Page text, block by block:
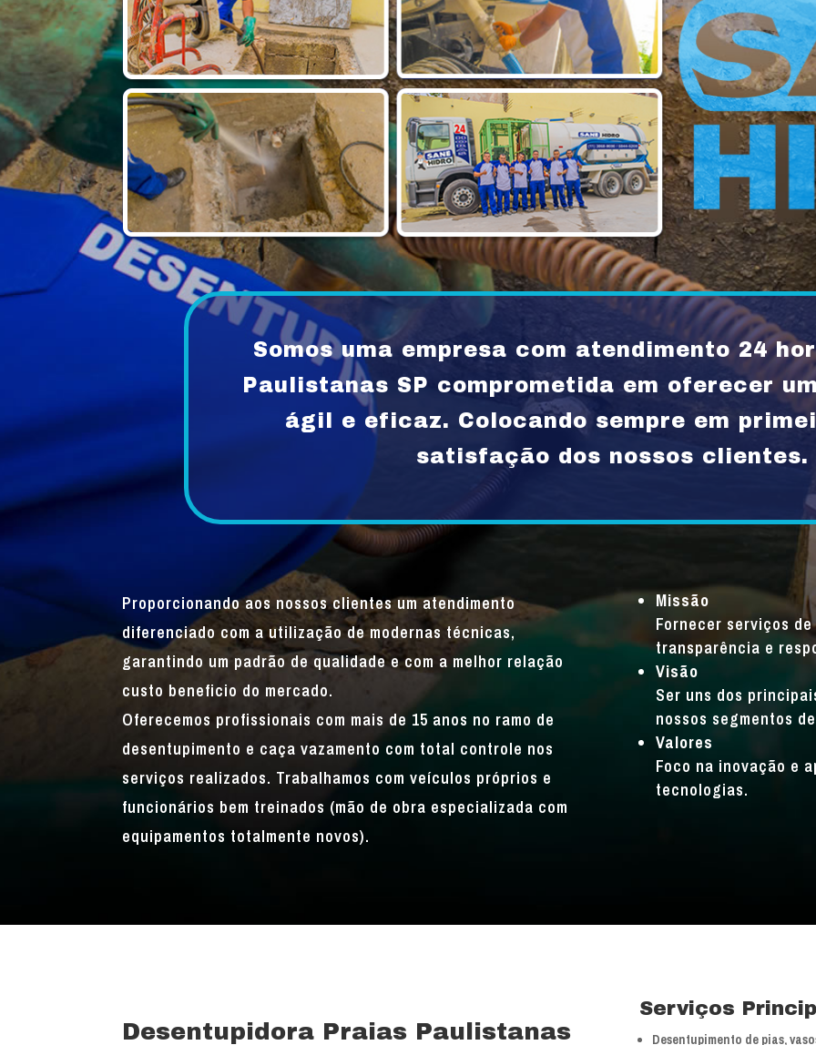
Somos uma empresa com atendimento 24
Paulistanas SP comprometida em oferecer
ágil e eficaz. Colocando sempre em
satisfação dos nossos clientes.
Proporcionando aos nossos clientes um atendimento
diferenciado com a utilização de modernas técnicas,
garantindo um padrão de qualidade e com a melhor relação
custo beneficio do mercado.
Oferecemos profissionais com mais de 15 anos no ramo de
desentupimento e caça vazamento com total controle nos
serviços realizados. Trabalhamos com veículos próprios e
funcionários bem treinados (mão de obra especializada com
equipamentos totalmente novos).
Missão
Fornecer serviços
transparência e
Visão
Ser uns dos
nossos segmentos
Valores
Foco na inovação e
tecnologias.
Desentupidora Praias Paulistanas
Serviços
Desentupimento de pias,